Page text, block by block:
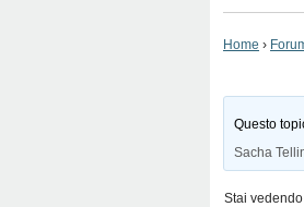
Home ›
Questo
Sacha
Stai